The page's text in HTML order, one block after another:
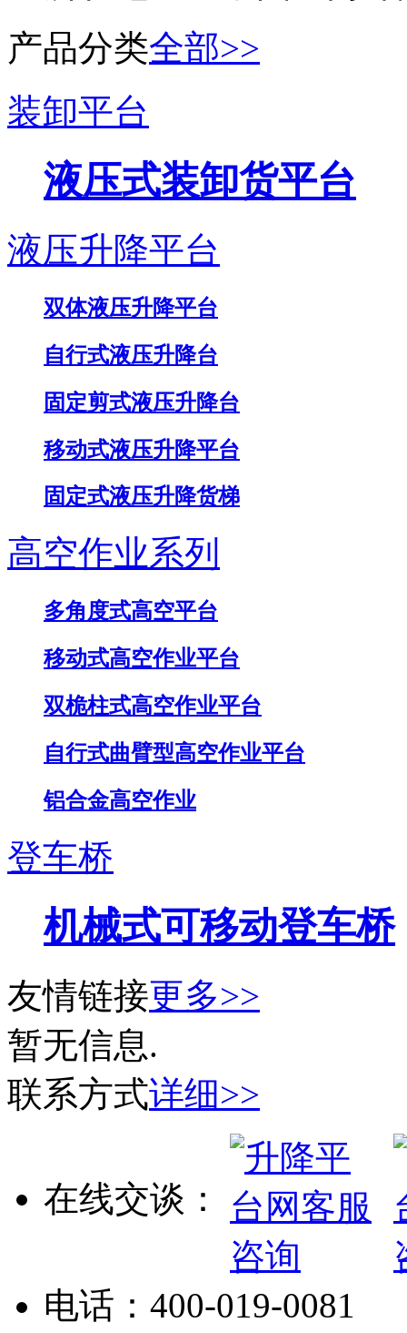
产品分类全部>>
装卸平台
液压式装卸货平台
液压升降平台
双体液压升降平台
自行式液压升降台
固定剪式液压升降台
移动式液压升降平台
固定式液压升降货梯
高空作业系列
多角度式高空平台
移动式高空作业平台
双桅柱式高空作业平台
自行式曲臂型高空作业平台
铝合金高空作业
登车桥
机械式可移动登车桥
友情链接更多>>
暂无信息.
联系方式详细>>
在线交谈：
电话： 400-019-0081